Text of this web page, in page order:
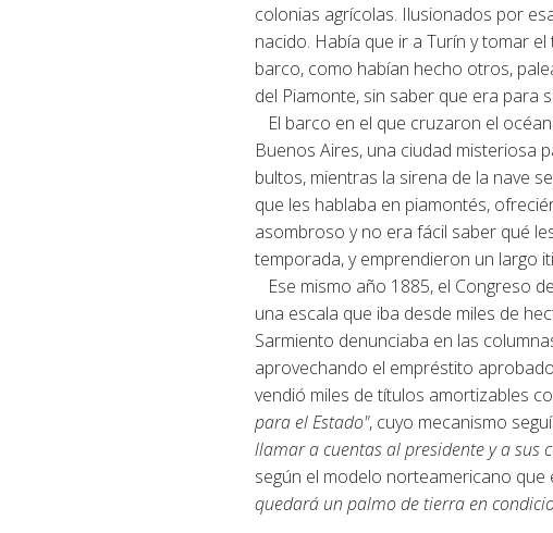
colonias agrícolas. Ilusionados por
nacido. Había que ir a Turín y tomar
barco, como habían hecho otros,
del Piamonte, sin saber que era para
El barco en el que cruzaron el
Buenos Aires, una ciudad misteriosa
bultos, mientras la sirena de la nave
que les hablaba en piamontés,
asombroso y no era fácil saber qué
temporada, y emprendieron un largo
Ese mismo año 1885, el Congreso
una escala que iba desde miles de
Sarmiento denunciaba en las
aprovechando el empréstito
vendió miles de títulos amortizables
para el Estado", cuyo mecanismo
llamar a cuentas al presidente y a sus
según el modelo norteamericano
quedará un palmo de tierra en